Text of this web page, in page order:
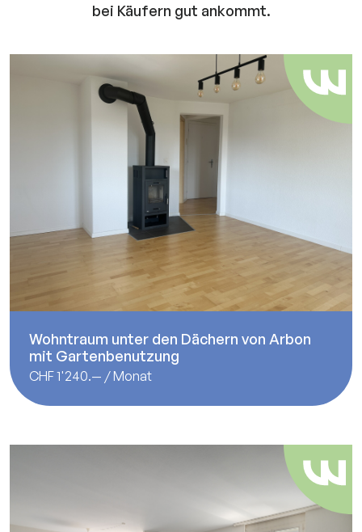
bei Käufern gut ankommt.
Wohntraum unter den Dächern von Arbon
mit Gartenbenutzung
CHF 1'240.— / Monat